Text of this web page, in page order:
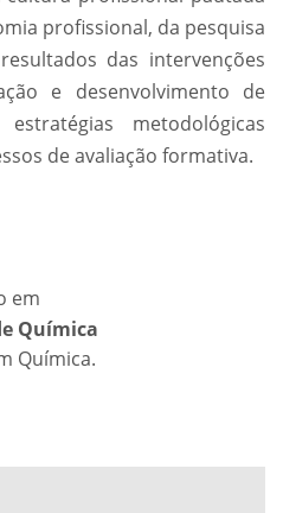
profissional, da pesquisa
das intervenções
e desenvolvimento de
metodológicas
de avaliação formativa.
em
Química
Química.